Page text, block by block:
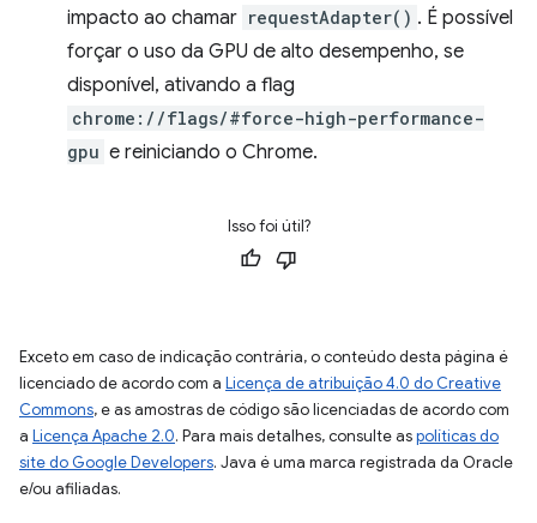
impacto ao chamar requestAdapter() . É possível
forçar o uso da GPU de alto desempenho, se
disponível, ativando a flag
chrome://flags/#force-high-performance-
gpu e reiniciando o Chrome.
Isso foi útil?
Exceto em caso de indicação contrária, o conteúdo desta página é
licenciado de acordo com a Licença de atribuição 4.0 do Creative
Commons, e as amostras de código são licenciadas de acordo com
a Licença Apache 2.0. Para mais detalhes, consulte aspolíticas do
site do Google Developers. Java é uma marca registrada da Oracle
e/ou afiliadas.